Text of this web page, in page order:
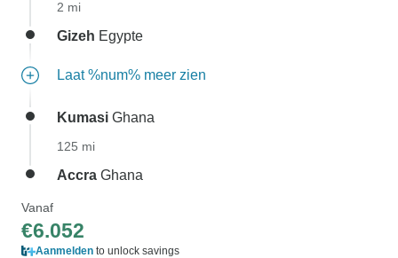
2 mi
Gizeh Egypte
Laat %num% meer zien
Kumasi Ghana
125 mi
Accra Ghana
Vanaf
€6.052
Aanmelden to unlock savings